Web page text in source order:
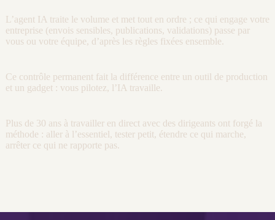
L’agent IA traite le volume et met tout en ordre ; ce qui engage votre
entreprise (envois sensibles, publications, validations) passe par
vous ou votre équipe, d’après les règles fixées ensemble.
Ce contrôle permanent fait la différence entre un outil de production
et un gadget : vous pilotez, l’IA travaille.
Plus de 30 ans à travailler en direct avec des dirigeants ont forgé la
méthode : aller à l’essentiel, tester petit, étendre ce qui marche,
arrêter ce qui ne rapporte pas.